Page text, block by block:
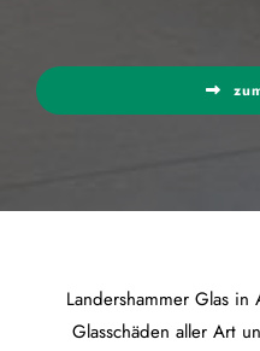
Landershammer Glas
Glasschäden aller Art